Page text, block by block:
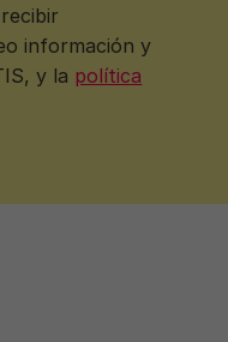
información y
y la política